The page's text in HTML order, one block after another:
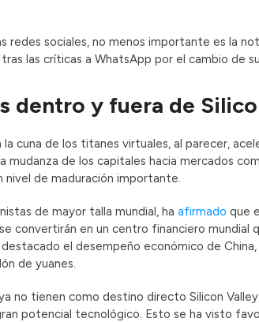
redes sociales, no menos importante es la
, tras las críticas a WhatsApp por el cambio de
dentro y fuera de
cuna de los titanes virtuales, al parecer,
de los capitales hacia mercados
nivel de maduración importante.
de mayor talla mundial, ha afirmado que
convertirán en un centro financiero mundial
el desempeño económico de
de yuanes.
no tienen como destino directo Silicon
potencial tecnológico. Esto se ha visto